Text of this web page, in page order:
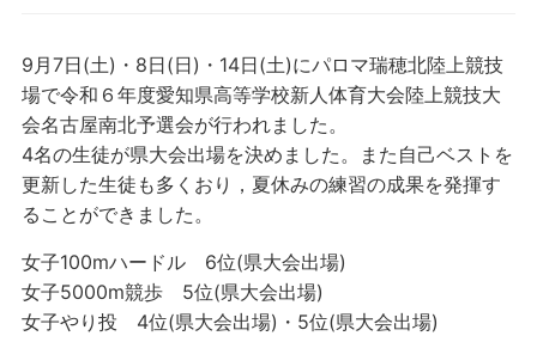
9月7日(土)・8日(日)・14日(土)にパロマ瑞穂北陸上競技
場で令和６年度愛知県高等学校新人体育大会陸上競技大
会名古屋南北予選会が行われました。
4名の生徒が県大会出場を決めました。また自己ベストを
更新した生徒も多くおり，夏休みの練習の成果を発揮す
ることができました。
女子100mハードル 6位(県大会出場)
女子5000m競歩 5位(県大会出場)
女子やり投 4位(県大会出場)・5位(県大会出場)